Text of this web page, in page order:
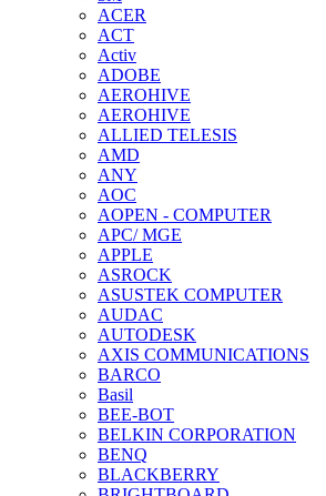
ACER
ACT
Activ
ADOBE
AEROHIVE
AEROHIVE
ALLIED TELESIS
AMD
ANY
AOC
AOPEN - COMPUTER
APC/ MGE
APPLE
ASROCK
ASUSTEK COMPUTER
AUDAC
AUTODESK
AXIS COMMUNICATIONS
BARCO
Basil
BEE-BOT
BELKIN CORPORATION
BENQ
BLACKBERRY